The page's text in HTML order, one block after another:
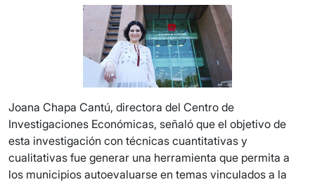
Joana Chapa Cantú, directora del Centro de
Investigaciones Económicas, señaló que el objetivo de
esta investigación con técnicas cuantitativas y
cualitativas fue generar una herramienta que permita a
los municipios autoevaluarse en temas vinculados a la